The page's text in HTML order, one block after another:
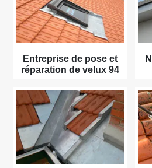
Entreprise de pose et
réparation de velux 94